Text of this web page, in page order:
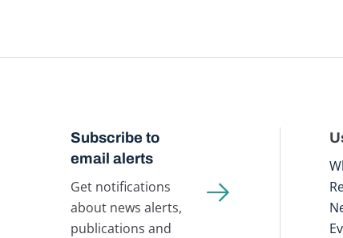
Subscribe to
email alerts
Get notifications
about news alerts,
publications and